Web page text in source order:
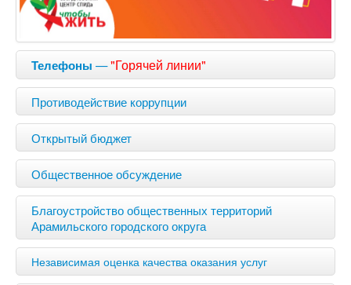
Телефоны —"Горячей линии"
Противодействие коррупции
Открытый бюджет
Общественное обсуждение
Благоустройство общественных территорий
Арамильского городского округа
Независимая оценка качества оказания услуг